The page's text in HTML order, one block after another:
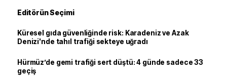
Editörün Seçimi
Küresel gıda güvenliğinde risk: Karadeniz ve Azak
Denizi'nde tahıl trafiği sekteye uğradı
Hürmüz’de gemi trafiği sert düştü: 4 günde sadece 33
geçiş